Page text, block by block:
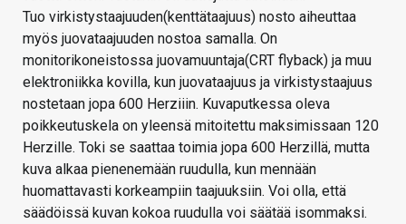
Tuo virkistystaajuuden(kenttätaajuus) nosto aiheuttaa
myös juovataajuuden nostoa samalla. On
monitorikoneistossa juovamuuntaja(CRT flyback) ja muu
elektroniikka kovilla, kun juovataajuus ja virkistystaajuus
nostetaan jopa 600 Herziiin. Kuvaputkessa oleva
poikkeutuskela on yleensä mitoitettu maksimissaan 120
Herzille. Toki se saattaa toimia jopa 600 Herzillä, mutta
kuva alkaa pienenemään ruudulla, kun mennään
huomattavasti korkeampiin taajuuksiin. Voi olla, että
säädöissä kuvan kokoa ruudulla voi säätää isommaksi.